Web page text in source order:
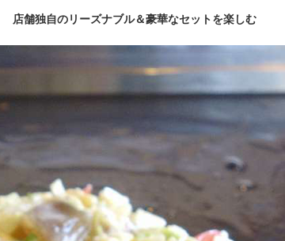
店舗独自のリーズナブル＆豪華なセットを楽しむ